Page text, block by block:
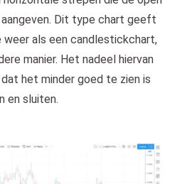
Dit type chart geeft
als een candlestickchart,
manier. Het nadeel hiervan
het minder goed te zien is
en sluiten.